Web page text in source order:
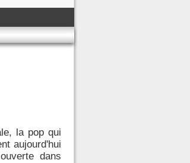
la pop qui
aujourd'hui
dans